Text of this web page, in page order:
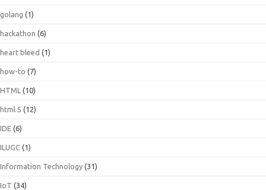
golang (1)
hackathon (6)
heart bleed (1)
how-to (7)
HTML (10)
html 5 (12)
IDE (6)
ILUGC (1)
Information Technology (31)
IoT (34)